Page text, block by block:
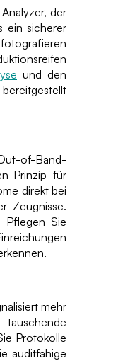
der
ein sicherer
und den
of-Band-
Prinzip für
direkt bei
Zeugnisse.
Pflegen Sie
mehr
Protokolle
auditfähige